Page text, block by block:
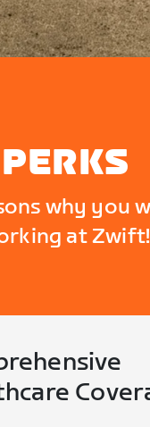
PERKS
why you
at Zwift!